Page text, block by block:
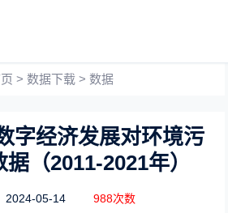
>数据下载 >数据
字经济发展对环境污
（2011-2021年）
2024-05-14 988次数